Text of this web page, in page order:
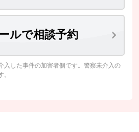
ルで相談予約
した事件の加害者側です。警察未介入の